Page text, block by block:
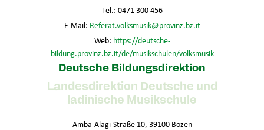
Tel.: 0471 300 456
E-Mail: Referat.volksmusik@provinz.bz.it
Web: https://deutsche-
bildung.provinz.bz.it/de/musikschulen/volksmusik
Deutsche Bildungsdirektion
Landesdirektion Deutsche und
ladinische Musikschule
Amba-Alagi-Straße 10, 39100 Bozen